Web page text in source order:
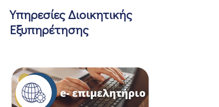
Υπηρεσίες Διοικητικής
Εξυπηρέτησης